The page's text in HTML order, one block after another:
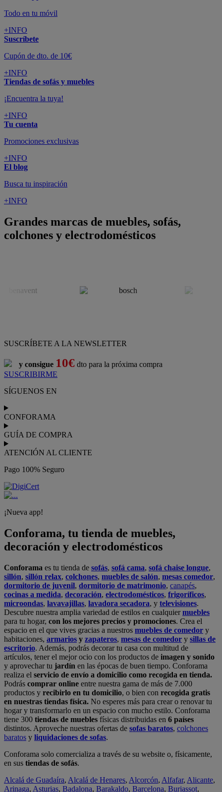
Todo en tu móvil
+INFO
Suscríbete
Cupón de dto. de 10€
+INFO
Tiendas de sofás y muebles
¡Encuentra la tuya!
+INFO
Tu cuenta
Promociones exclusivas
+INFO
El blog
Busca tu inspiración
+INFO
Grandes marcas de muebles, sofás,
colchones y electrodomésticos
SUSCRÍBETE A LA NEWSLETTER
y consigue 10€ dto para la próxima compra
SUSCRIBIRME
SÍGUENOS EN
CONFORAMA
GUÍA DE COMPRA
ATENCIÓN AL CLIENTE
Pago 100% Seguro
¡Nueva app!
Conforama, tu tienda de muebles,
decoración y electrodomésticos
Conforama es tu tienda de sofás, sofá cama, sofá chaise longue,
sillón, sillón relax, colchones, muebles de salón, mesas comedor,
dormitorio de juvenil, dormitorio de matrimonio, canapés,
cocinas a medida, decoración, electrodomésticos, frigoríficos,
microondas, lavavajillas, lavadora secadora, y televisiones.
Descubre nuestra amplia variedad de estilos en cualquiermuebles
para tu hogar, con los mejores precios y promociones. Crea el
espacio en el que vives gracias a nuestros muebles de comedor y
habitaciones, armarios y zapateros, mesas de comedor y sillas de
escritorio. Además, podrás decorar tu casa con multitud de
artículos, tener el mejor ocio con los productos de imagen y sonido
y aprovechar tu jardín en las épocas de buen tiempo. Conforama
realiza el servicio de envío a domicilio como recogida en tienda.
Podrás comprar online entre nuestra gama de más de 7.000
productos y recibirlo en tu domicilio, o bien con recogida gratis
en nuestras tiendas física. No esperes más para crear o renovar tu
hogar y transformarlo en un espacio con mucho estilo. Conforama
tiene 300 tiendas de muebles físicas distribuidas en 6 países
distintos. Aproveche nuestras ofertas de sofas baratos, colchones
baratos y liquidaciones de sofas.
Conforama solo comercializa a través de su website o, físicamente,
en sus tiendas de sofás.
Alcalá de Guadaíra, Alcalá de Henares, Alcorcón, Alfafar, Alicante,
Arinaga, Asturias, Badalona, Barakaldo, Barcelona, Burjassot,